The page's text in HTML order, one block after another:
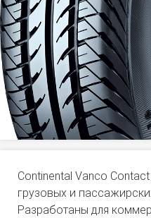
Continental Vanco
грузовых и
Разработаны для